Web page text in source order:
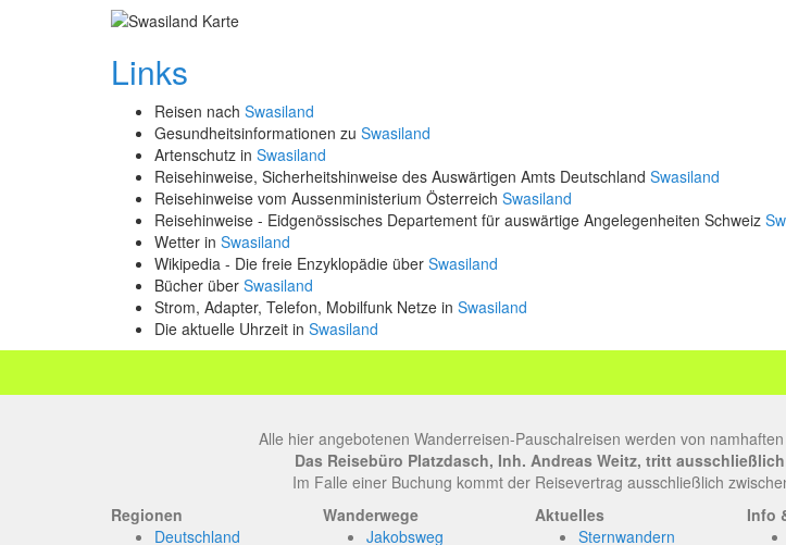
Links
Reisen nach Swasiland
Gesundheitsinformationen zu Swasiland
Artenschutz in Swasiland
Reisehinweise, Sicherheitshinweise des Auswärtigen Amts Deutschland Swasiland
Reisehinweise vom Aussenministerium Österreich Swasiland
Reisehinweise - Eidgenössisches Departement für auswärtige Angelegenheiten Schweiz
Wetter in Swasiland
Wikipedia - Die freie Enzyklopädie über Swasiland
Bücher über Swasiland
Strom, Adapter, Telefon, Mobilfunk Netze in Swasiland
Die aktuelle Uhrzeit in Swasiland
Alle hier angebotenen Wanderreisen-Pauschalreisen werden von
Das Reisebüro Platzdasch, Inh. Andreas Weitz, tritt
Im Falle einer Buchung kommt der Reisevertrag ausschließlich
Regionen
Deutschland
Wanderwege
Jakobsweg
Aktuelles
Sternwandern
Info